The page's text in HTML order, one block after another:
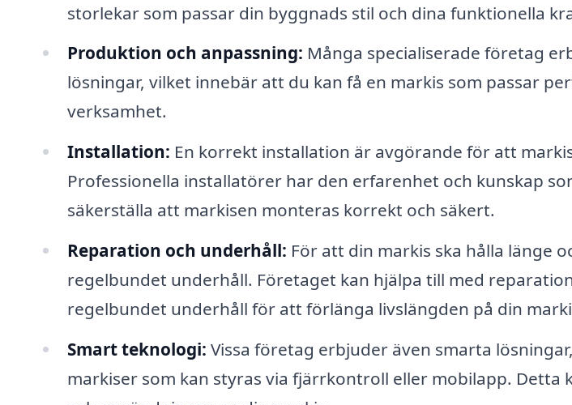
storlekar som passar din byggnads stil och dina funktionella
Produktion och anpassning: Många specialiserade företag
lösningar, vilket innebär att du kan få en markis som passar
verksamhet.
Installation: En korrekt installation är avgörande för att
Professionella installatörer har den erfarenhet och kunskap
säkerställa att markisen monteras korrekt och säkert.
Reparation och underhåll: För att din markis ska hålla länge
regelbundet underhåll. Företaget kan hjälpa till med
regelbundet underhåll för att förlänga livslängden på din
Smart teknologi: Vissa företag erbjuder även smarta
markiser som kan styras via fjärrkontroll eller mobilapp. Detta